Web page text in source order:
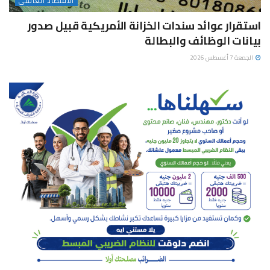
استقرار عوائد سندات الخزانة الأمريكية قبيل صدور
بيانات الوظائف والبطالة
الجمعة 7 أغسطس 2026